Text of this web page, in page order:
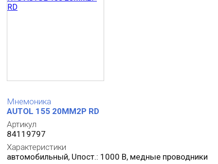
Мнемоника
AUTOL 155 20MM2P RD
Артикул
84119797
Характеристики
автомобильный, Uпост.: 1000 В, медные проводники